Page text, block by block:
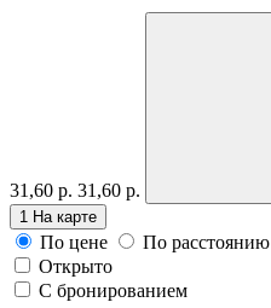
31,60 р. 31,60 р.
1 На карте
По цене
По расстоянию
Открыто
С бронированием